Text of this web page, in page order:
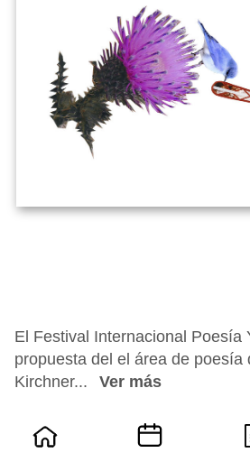
El Festival Internacional Poesía
propuesta del el área de poesía
Kirchner...
Ver más